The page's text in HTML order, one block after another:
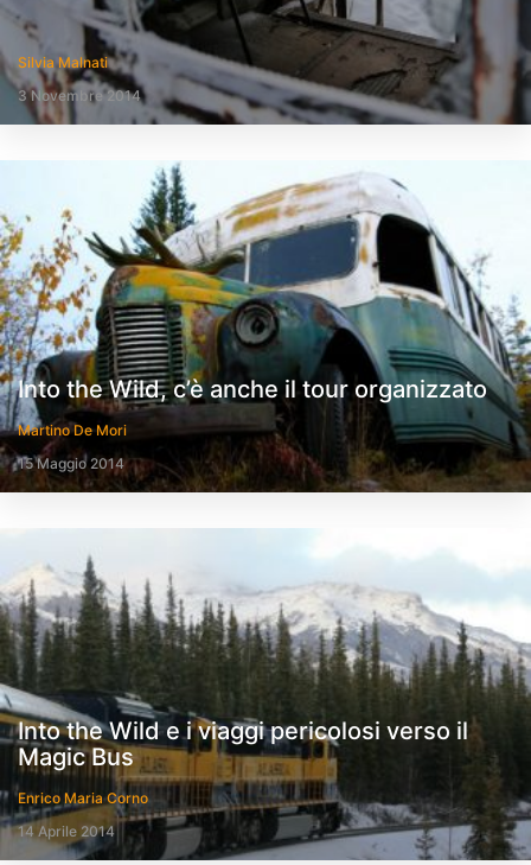
Silvia Malnati
3 Novembre 2014
Into the Wild, c’è anche il tour organizzato
Martino De Mori
15 Maggio 2014
Into the Wild e i viaggi pericolosi verso il
Magic Bus
Enrico Maria Corno
14 Aprile 2014